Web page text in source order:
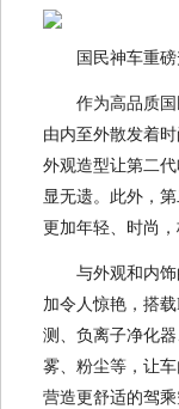
国民神车重
作为高品质国
由内至外散发着
外观造型让第二
显无遗。此外，
更加年轻、时尚，
与外观和内
加令人惊艳，搭
测、负离子净化
雾、粉尘等，让
营造更舒适的驾